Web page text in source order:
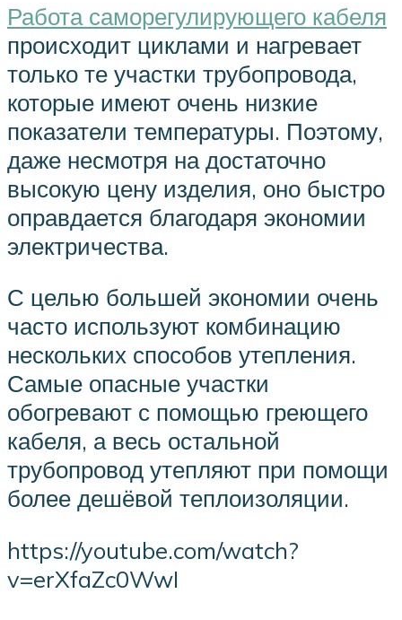
Работа саморегулирующего кабеля
происходит циклами и нагревает
только те участки трубопровода,
которые имеют очень низкие
показатели температуры. Поэтому,
даже несмотря на достаточно
высокую цену изделия, оно быстро
оправдается благодаря экономии
электричества.
С целью большей экономии очень
часто используют комбинацию
нескольких способов утепления.
Самые опасные участки
обогревают с помощью греющего
кабеля, а весь остальной
трубопровод утепляют при помощи
более дешёвой теплоизоляции.
https://youtube.com/watch?
v=erXfaZc0WwI